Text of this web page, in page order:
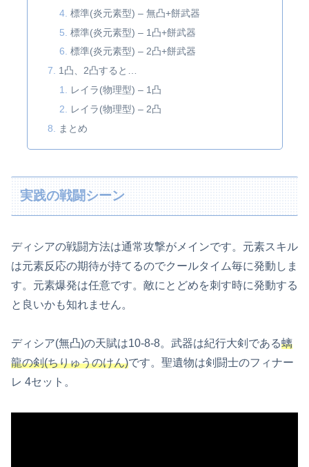
標準(炎元素型) – 無凸+餅武器
標準(炎元素型) – 1凸+餅武器
標準(炎元素型) – 2凸+餅武器
1凸、2凸すると…
レイラ(物理型) – 1凸
レイラ(物理型) – 2凸
まとめ
実践の戦闘シーン
ディシアの戦闘方法は通常攻撃がメインです。元素スキル
は元素反応の期待が持てるのでクールタイム毎に発動しま
す。元素爆発は任意です。敵にとどめを刺す時に発動する
と良いかも知れません。
ディシア(無凸)の天賦は10-8-8。武器は紀行大剣である螭
龍の剣(ちりゅうのけん)です。聖遺物は剣闘士のフィナー
レ 4セット。